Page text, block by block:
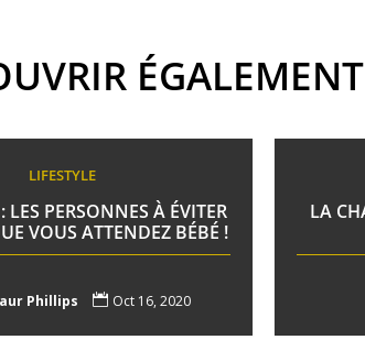
ÉGALEMENT
LIFESTYLE
LES PERSONNES À ÉVITER
VOUS ATTENDEZ BÉBÉ !
Phillips  Oct 16, 2020
LA